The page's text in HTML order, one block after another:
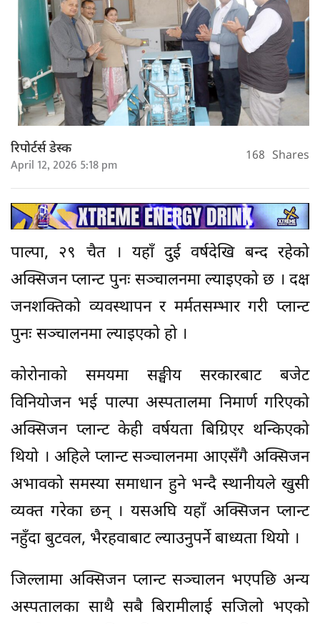
रिपोर्टर्स डेस्क
April 12, 2026 5:18 pm 168 Shares
पाल्पा, २९ चैत । यहाँ दुई वर्षदेखि बन्द रहेको
अक्सिजन प्लान्ट पुनः सञ्चालनमा ल्याइएको छ । दक्ष
जनशक्तिको व्यवस्थापन र मर्मतसम्भार गरी प्लान्ट
पुनः सञ्चालनमा ल्याइएको हो ।
कोरोनाको समयमा सङ्घीय सरकारबाट बजेट
विनियोजन भई पाल्पा अस्पतालमा निमार्ण गरिएको
अक्सिजन प्लान्ट केही वर्षयता बिग्रिएर थन्किएको
थियो । अहिले प्लान्ट सञ्चालनमा आएसँगै अक्सिजन
अभावको समस्या समाधान हुने भन्दै स्थानीयले खुसी
व्यक्त गरेका छन् । यसअघि यहाँ अक्सिजन प्लान्ट
नहुँदा बुटवल, भैरहवाबाट ल्याउनुपर्ने बाध्यता थियो ।
जिल्लामा अक्सिजन प्लान्ट सञ्चालन भएपछि अन्य
अस्पतालका साथै सबै बिरामीलाई सजिलो भएको